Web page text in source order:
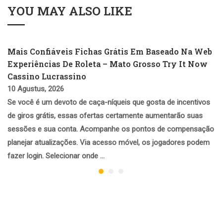
YOU MAY ALSO LIKE
Mais Confiáveis Fichas Grátis Em Baseado Na Web
Experiências De Roleta – Mato Grosso Try It Now
Cassino Lucrassino
10 Agustus, 2026
Se você é um devoto de caça-níqueis que gosta de incentivos
de giros grátis, essas ofertas certamente aumentarão suas
sessões e sua conta. Acompanhe os pontos de compensação
planejar atualizações. Via acesso móvel, os jogadores podem
fazer login. Selecionar onde …